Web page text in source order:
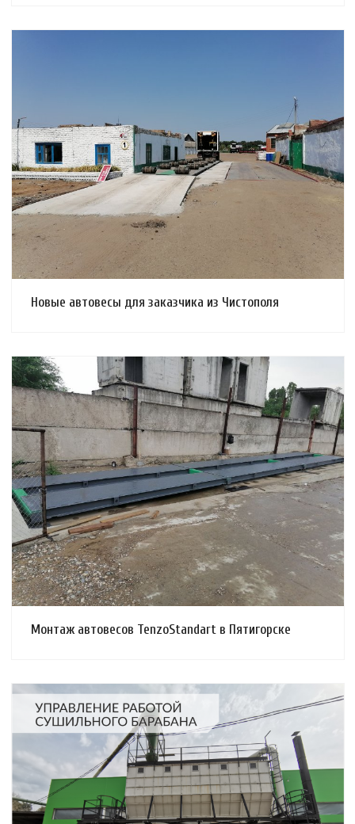
Смотреть проект
Новые автовесы для заказчика из Чистополя
Смотреть проект
Монтаж автовесов TenzoStandart в Пятигорске
Смотреть проект